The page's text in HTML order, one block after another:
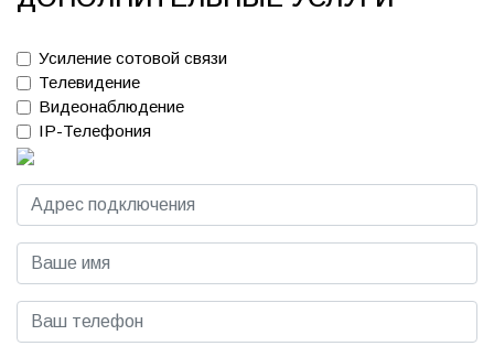
Усиление сотовой связи
Телевидение
Видеонаблюдение
IP-Телефония